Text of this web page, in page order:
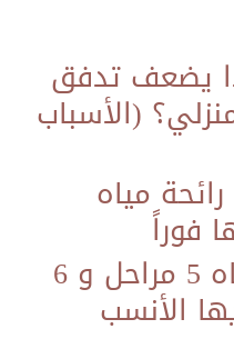
يضعف تدفق
(الأسباب
مياه
فوراً
الفرق بين فلتر المياه 5 مراحل و 6
أيها الأنسب